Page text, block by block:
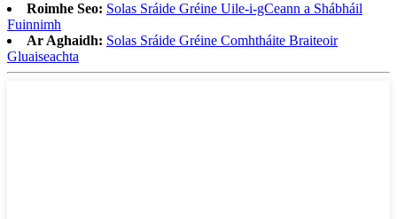
Roimhe Seo: Solas Sráide Gréine Uile-i-gCeann a Shábháil
Fuinnimh
Ar Aghaidh: Solas Sráide Gréine Comhtháite Braiteoir
Gluaiseachta